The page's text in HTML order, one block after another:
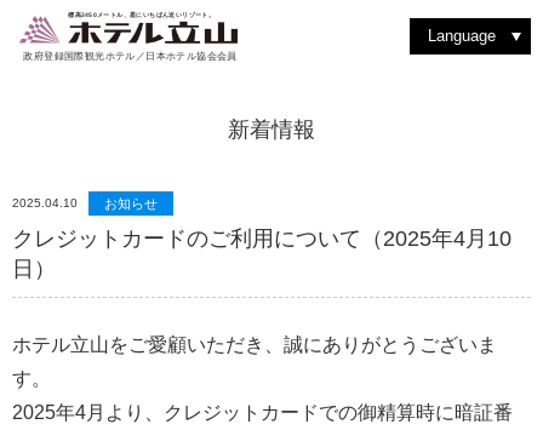
標高2450メートル、星にいちばん近いリゾート。
政府登録国際観光ホテル／日本ホテル協会会員
Language
新着情報
2025.04.10 お知らせ
クレジットカードのご利用について（2025年4月10
日）
ホテル立山をご愛顧いただき、誠にありがとうございま
す。
2025年4月より、クレジットカードでの御精算時に暗証番